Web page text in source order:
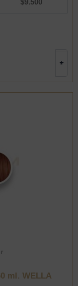
$9.500
-
+
ml. WELLA